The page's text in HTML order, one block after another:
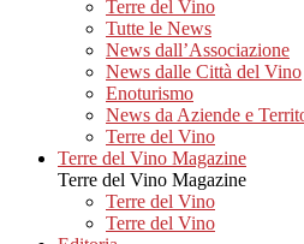
Terre del Vino
Tutte le News
News dall’Associazione
News dalle Città del Vino
Enoturismo
News da Aziende e
Terre del Vino
Terre del Vino Magazine
Terre del Vino Magazine
Terre del Vino
Terre del Vino